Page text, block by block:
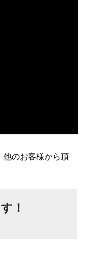
他のお客様から頂
！